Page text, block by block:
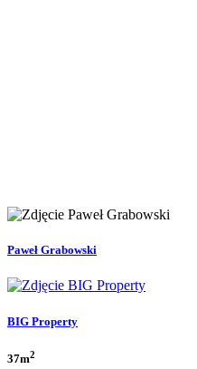
Paweł Grabowski
BIG Property
37m2